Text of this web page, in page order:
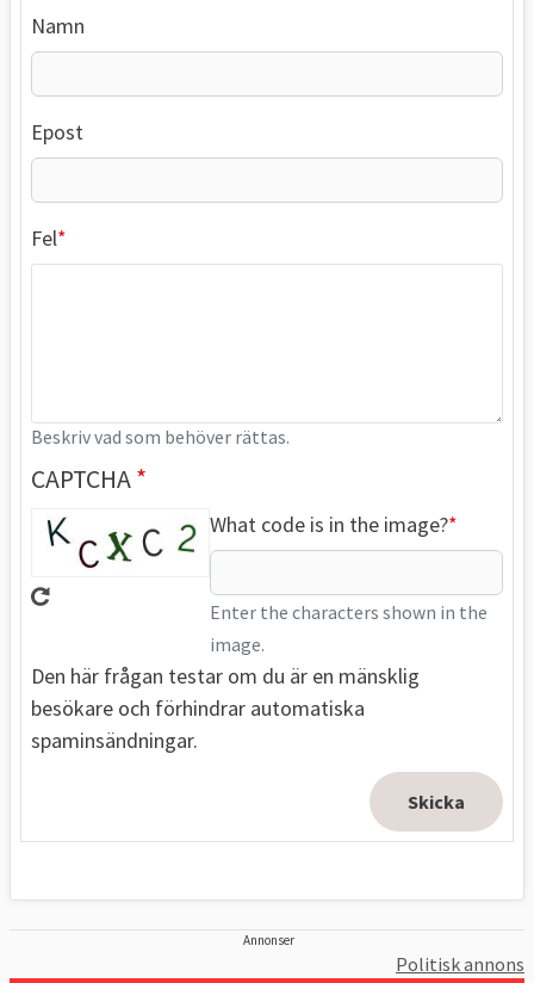
Namn
Epost
Fel
Beskriv vad som behöver rättas.
CAPTCHA
What code is in the image?
Enter the characters shown in the
image.
Den här frågan testar om du är en mänsklig
besökare och förhindrar automatiska
spaminsändningar.
Annonser
Politisk annons